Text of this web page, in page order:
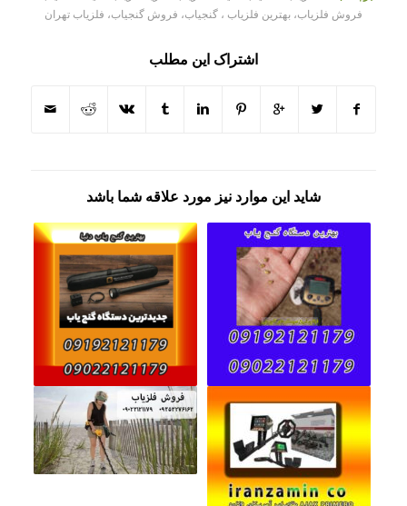
فروش فلزیاب، بهترین فلزیاب ، گنجیاب، فروش گنجیاب، فلزیاب تهران
اشتراک این مطلب
شاید این موارد نیز مورد علاقه شما باشد